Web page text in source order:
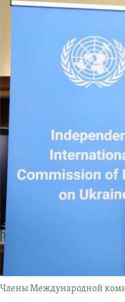
Члены Международной